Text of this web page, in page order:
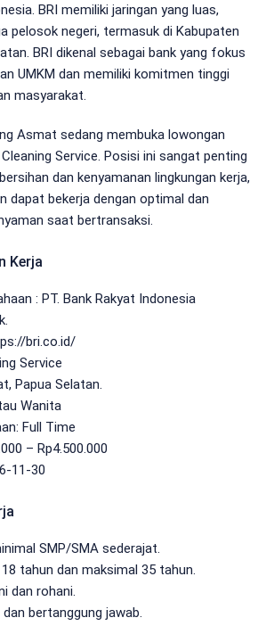
BRI memiliki jaringan yang luas,
pelosok negeri, termasuk di Kabupaten
BRI dikenal sebagai bank yang fokus
UMKM dan memiliki komitmen tinggi
masyarakat.
Asmat sedang membuka lowongan
Service. Posisi ini sangat penting
dan kenyamanan lingkungan kerja,
dapat bekerja dengan optimal dan
saat bertransaksi.
Kerja
: PT. Bank Rakyat Indonesia
bri.co.id/
Service
Papua Selatan.
Wanita
Full Time
– Rp4.500.000
11-30
SMP/SMA sederajat.
tahun dan maksimal 35 tahun.
dan rohani.
dan bertanggung jawab.